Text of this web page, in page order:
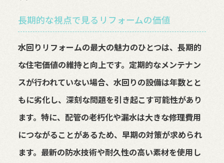
長期的な視点で見るリフォームの価値
水回りリフォームの最大の魅力のひとつは、長期的
な住宅価値の維持と向上です。定期的なメンテナン
スが行われていない場合、水回りの設備は年数とと
もに劣化し、深刻な問題を引き起こす可能性があり
ます。特に、配管の老朽化や漏水は大きな修理費用
につながることがあるため、早期の対策が求められ
ます。最新の防水技術や耐久性の高い素材を使用し